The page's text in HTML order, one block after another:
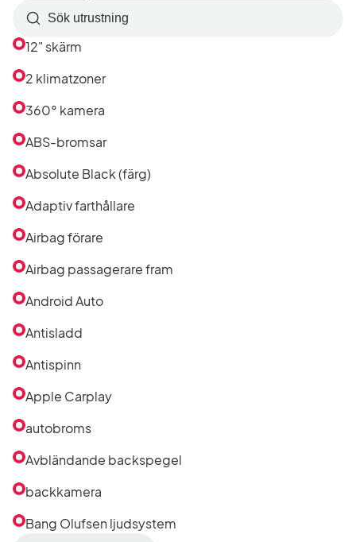
Sök
efter
i
12" skärm
2 klimatzoner
360° kamera
ABS-bromsar
Absolute Black (färg)
Adaptiv farthållare
Airbag förare
Airbag passagerare fram
Android Auto
Antisladd
Antispinn
Apple Carplay
autobroms
Avbländande backspegel
backkamera
Bang Olufsen ljudsystem